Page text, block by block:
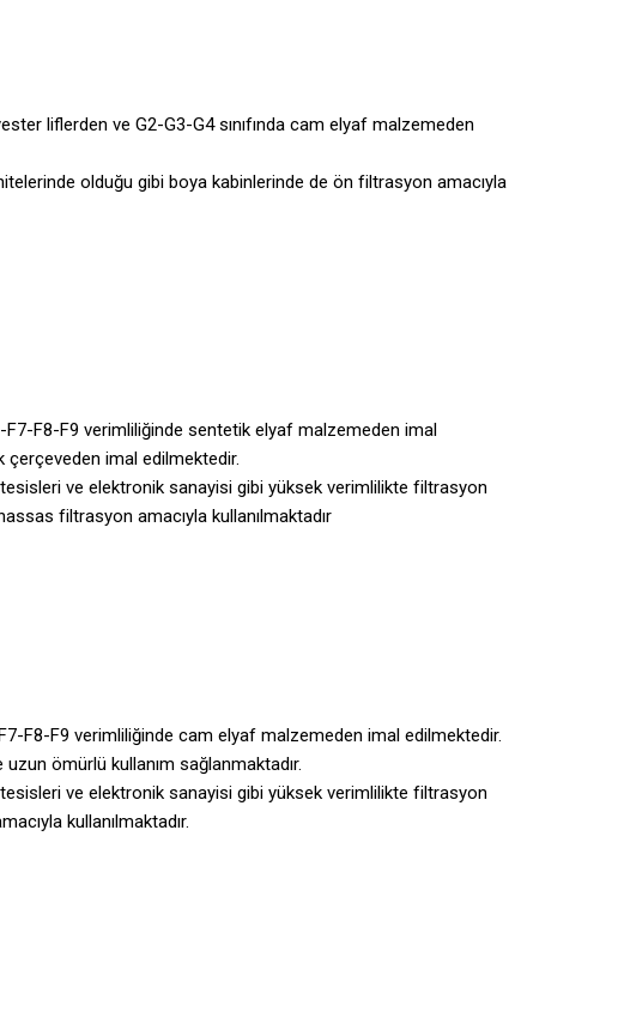
liflerden ve G2-G3-G4 sınıfında cam elyaf malzemeden
olduğu gibi boya kabinlerinde de ön filtrasyon amacıyla
F7-F8-F9 verimliliğinde sentetik elyaf malzemeden imal
çerçeveden imal edilmektedir.
ve elektronik sanayisi gibi yüksek verimlilikte filtrasyon
filtrasyon amacıyla kullanılmaktadır
F8-F9 verimliliğinde cam elyaf malzemeden imal edilmektedir.
ömürlü kullanım sağlanmaktadır.
ve elektronik sanayisi gibi yüksek verimlilikte filtrasyon
kullanılmaktadır.